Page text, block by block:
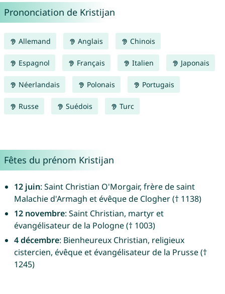
Prononciation de Kristijan
Allemand Anglais Chinois
Espagnol Français Italien Japonais
Néerlandais Polonais Portugais
Russe Suédois Turc
Fêtes du prénom Kristijan
12 juin: Saint Christian O'Morgair, frère de saint
Malachie d'Armagh et évêque de Clogher († 1138)
12 novembre: Saint Christian, martyr et
évangélisateur de la Pologne († 1003)
4 décembre: Bienheureux Christian, religieux
cistercien, évêque et évangélisateur de la Prusse (†
1245)